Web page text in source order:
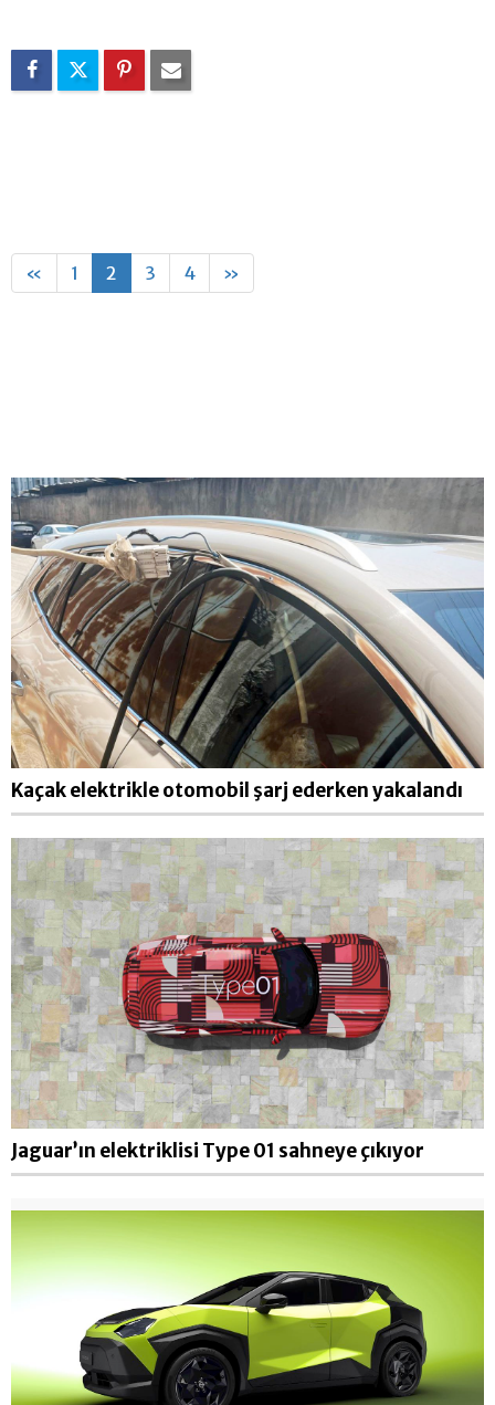
« 1 2 3 4 »
Kaçak elektrikle otomobil şarj ederken yakalandı
Jaguar’ın elektriklisi Type 01 sahneye çıkıyor